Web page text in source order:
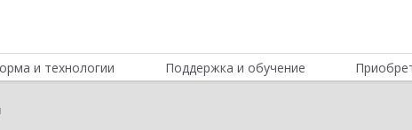
и технологии Поддержка и обучение